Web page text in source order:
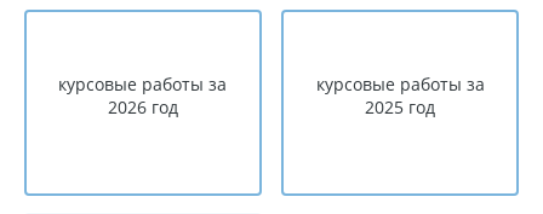
курсовые работы за
2026 год
курсовые работы за
2025 год